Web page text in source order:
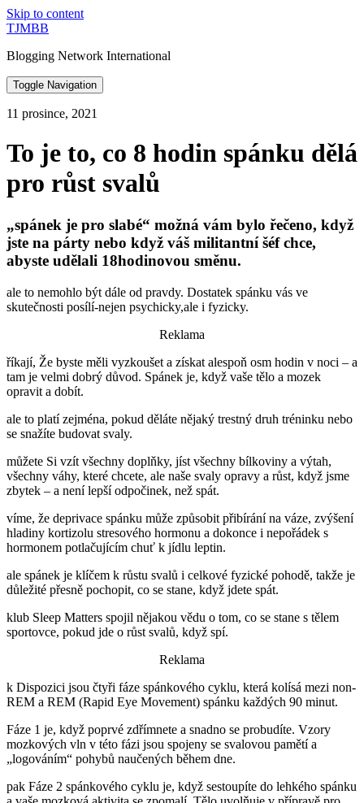
Skip to content
TJMBB
Blogging Network International
Toggle Navigation
11 prosince, 2021
To je to, co 8 hodin spánku dělá
pro růst svalů
„spánek je pro slabé“ možná vám bylo řečeno, když
jste na párty nebo když váš militantní šéf chce,
abyste udělali 18hodinovou směnu.
ale to nemohlo být dále od pravdy. Dostatek spánku vás ve
skutečnosti posílí-nejen psychicky,ale i fyzicky.
Reklama
říkají, Že byste měli vyzkoušet a získat alespoň osm hodin v noci – a
tam je velmi dobrý důvod. Spánek je, když vaše tělo a mozek
opravit a dobít.
ale to platí zejména, pokud děláte nějaký trestný druh tréninku nebo
se snažíte budovat svaly.
můžete Si vzít všechny doplňky, jíst všechny bílkoviny a výtah,
všechny váhy, které chcete, ale naše svaly opravy a růst, když jsme
zbytek – a není lepší odpočinek, než spát.
víme, že deprivace spánku může způsobit přibírání na váze, zvýšení
hladiny kortizolu stresového hormonu a dokonce i nepořádek s
hormonem potlačujícím chuť k jídlu leptin.
ale spánek je klíčem k růstu svalů i celkové fyzické pohodě, takže je
důležité přesně pochopit, co se stane, když jdete spát.
klub Sleep Matters spojil nějakou vědu o tom, co se stane s tělem
sportovce, pokud jde o růst svalů, když spí.
Reklama
k Dispozici jsou čtyři fáze spánkového cyklu, která kolísá mezi non-
REM a REM (Rapid Eye Movement) spánku každých 90 minut.
Fáze 1 je, když poprvé zdřímnete a snadno se probudíte. Vzory
mozkových vln v této fázi jsou spojeny se svalovou pamětí a
„logováním“ pohybů naučených během dne.
pak Fáze 2 spánkového cyklu je, když sestoupíte do lehkého spánku